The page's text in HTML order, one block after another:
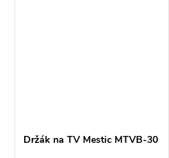
Držák na TV Mestic MTVB-30